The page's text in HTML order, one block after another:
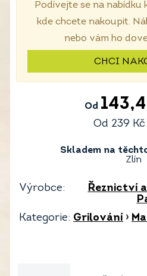
Podívejte se na nabídku
kde chcete nakoupit.
nebo vám ho
CHCI
Od
Od 239 Kč
Skladem na
Zlín
Výrobce:
Řeznictví
Kategorie: Grilování ›